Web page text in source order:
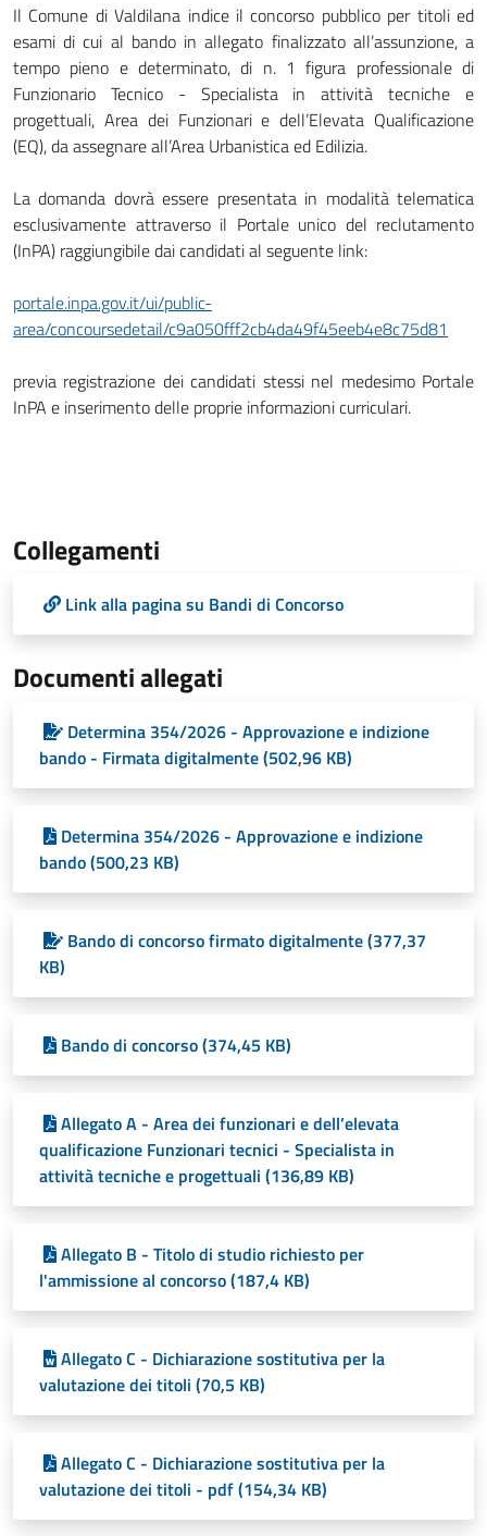
Il Comune di Valdilana indice il concorso pubblico per titoli ed
esami di cui al bando in allegato finalizzato all’assunzione, a
tempo pieno e determinato, di n. 1 figura professionale di
Funzionario Tecnico - Specialista in attività tecniche e
progettuali, Area dei Funzionari e dell’Elevata Qualificazione
(EQ), da assegnare all’Area Urbanistica ed Edilizia.
La domanda dovrà essere presentata in modalità telematica
esclusivamente attraverso il Portale unico del reclutamento
(InPA) raggiungibile dai candidati al seguente link:
portale.inpa.gov.it/ui/public-
area/concoursedetail/c9a050fff2cb4da49f45eeb4e8c75d81
previa registrazione dei candidati stessi nel medesimo Portale
InPA e inserimento delle proprie informazioni curriculari.
Collegamenti
Link alla pagina su Bandi di Concorso
Documenti allegati
Determina 354/2026 - Approvazione e indizione
bando - Firmata digitalmente (502,96 KB)
Determina 354/2026 - Approvazione e indizione
bando (500,23 KB)
Bando di concorso firmato digitalmente (377,37
KB)
Bando di concorso (374,45 KB)
Allegato A - Area dei funzionari e dell’elevata
qualificazione Funzionari tecnici - Specialista in
attività tecniche e progettuali (136,89 KB)
Allegato B - Titolo di studio richiesto per
l'ammissione al concorso (187,4 KB)
Allegato C - Dichiarazione sostitutiva per la
valutazione dei titoli (70,5 KB)
Allegato C - Dichiarazione sostitutiva per la
valutazione dei titoli - pdf (154,34 KB)